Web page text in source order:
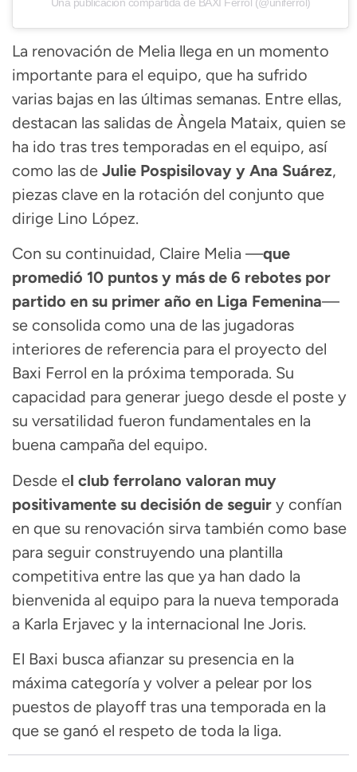
La renovación de Melia llega en un momento
importante para el equipo, que ha sufrido
varias bajas en las últimas semanas. Entre ellas,
destacan las salidas de Àngela Mataix, quien se
ha ido tras tres temporadas en el equipo, así
como las de Julie Pospisilovay y Ana Suárez,
piezas clave en la rotación del conjunto que
dirige Lino López.
Con su continuidad, Claire Melia —que
promedió 10 puntos y más de 6 rebotes por
partido en su primer año en Liga Femenina—
se consolida como una de las jugadoras
interiores de referencia para el proyecto del
Baxi Ferrol en la próxima temporada. Su
capacidad para generar juego desde el poste y
su versatilidad fueron fundamentales en la
buena campaña del equipo.
Desde el club ferrolano valoran muy
positivamente su decisión de seguir y confían
en que su renovación sirva también como base
para seguir construyendo una plantilla
competitiva entre las que ya han dado la
bienvenida al equipo para la nueva temporada
a Karla Erjavec y la internacional Ine Joris.
El Baxi busca afianzar su presencia en la
máxima categoría y volver a pelear por los
puestos de playoff tras una temporada en la
que se ganó el respeto de toda la liga.